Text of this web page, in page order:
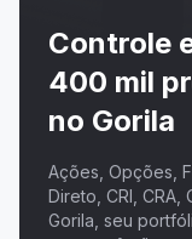
Controle
400 mil
no Gorila
Ações, Opções,
Direto, CRI, CRA,
Gorila, seu